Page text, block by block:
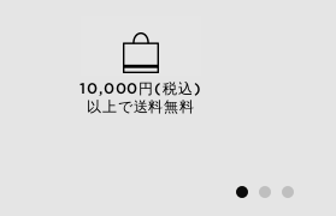
10,000円(税込)
以上で送料無料